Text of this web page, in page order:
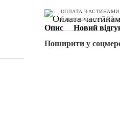
ОПЛАТА ЧАСТИНАМИ
6 платежів по 7.83
Опис
Новий
Поширити у